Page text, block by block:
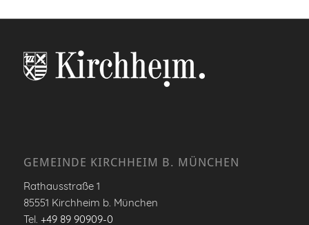
GEMEINDE KIRCHHEIM B. MÜNCHEN
Rathausstraße 1
85551 Kirchheim b. München
Tel. +49 89 90909-0